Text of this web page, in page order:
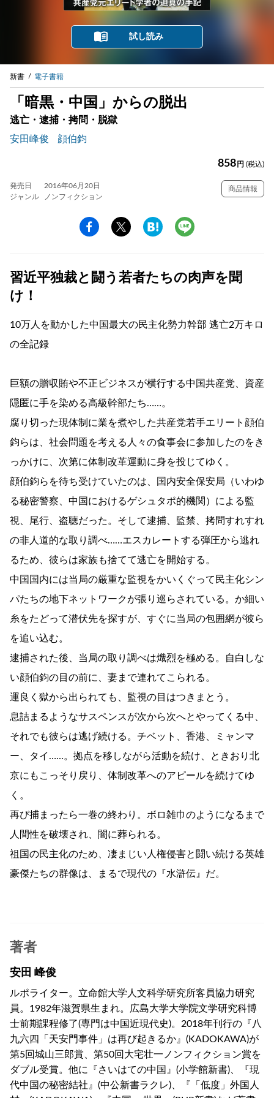
試し読み
新書 電子書籍
「暗黒・中国」からの脱出
逃亡・逮捕・拷問・脱獄
安田峰俊
顔伯鈞
858 円 (税込)
発売日
2016年06月20日
ジャンル
ノンフィクション
商品情報
習近平独裁と闘う若者たちの肉声を聞
け！
10万人を動かした中国最大の民主化勢力幹部 逃亡2万キロ
の全記録
巨額の贈収賄や不正ビジネスが横行する中国共産党、資産
隠匿に手を染める高級幹部たち……。
腐り切った現体制に業を煮やした共産党若手エリート顔伯
鈞らは、社会問題を考える人々の食事会に参加したのをき
っかけに、次第に体制改革運動に身を投じてゆく。
顔伯鈞らを待ち受けていたのは、国内安全保安局（いわゆ
る秘密警察、中国におけるゲシュタポ的機関）による監
視、尾行、盗聴だった。そして逮捕、監禁、拷問すれすれ
の非人道的な取り調べ……エスカレートする弾圧から逃れ
るため、彼らは家族も捨てて逃亡を開始する。
中国国内には当局の厳重な監視をかいくぐって民主化シン
パたちの地下ネットワークが張り巡らされている。か細い
糸をたどって潜伏先を探すが、すぐに当局の包囲網が彼ら
を追い込む。
逮捕された後、当局の取り調べは熾烈を極める。自白しな
い顔伯鈞の目の前に、妻まで連れてこられる。
運良く獄から出られても、監視の目はつきまとう。
息詰まるようなサスペンスが次から次へとやってくる中、
それでも彼らは逃げ続ける。チベット、香港、ミャンマ
ー、タイ……。拠点を移しながら活動を続け、ときおり北
京にもこっそり戻り、体制改革へのアピールを続けてゆ
く。
再び捕まったら一巻の終わり。ボロ雑巾のようになるまで
人間性を破壊され、闇に葬られる。
祖国の民主化のため、凄まじい人権侵害と闘い続ける英雄
豪傑たちの群像は、まるで現代の『水滸伝』だ。
著者
安田 峰俊
ルポライター。立命館大学人文科学研究所客員協力研究
員。1982年滋賀県生まれ。広島大学大学院文学研究科博
士前期課程修了(専門は中国近現代史)。2018年刊行の『八
九六四「天安門事件」は再び起きるか』(KADOKAWA)が
第5回城山三郎賞、第50回大宅壮一ノンフィクション賞を
ダブル受賞。他に『さいはての中国』(小学館新書)、『現
代中国の秘密結社』(中公新書ラクレ)、『「低度」外国人